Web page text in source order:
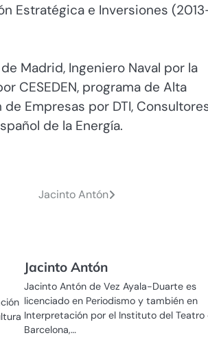
Estratégica e Inversiones
Madrid, Ingeniero Naval por la
CESEDEN, programa de Alta
Empresas por DTI,
de la Energía.
Jacinto Antón
Jacinto Antón
Jacinto Antón de Vez Ayala-Duarte es
licenciado en Periodismo y también en
Interpretación por el Instituto del Teatro
Barcelona,…